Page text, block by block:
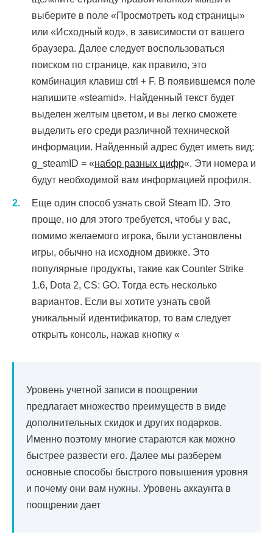
выберите в поле «Просмотреть код страницы»
или «Исходный код», в зависимости от вашего
браузера. Далее следует воспользоваться
поиском по странице, как правило, это
комбинация клавиш ctrl + F. В появившемся поле
напишите «steamid». Найденный текст будет
выделен желтым цветом, и вы легко сможете
выделить его среди различной технической
информации. Найденный адрес будет иметь вид:
g_steamID = «набор разных цифр«. Эти номера и
будут необходимой вам информацией профиля.
Еще один способ узнать свой Steam ID. Это
проще, но для этого требуется, чтобы у вас,
помимо желаемого игрока, были установлены
игры, обычно на исходном движке. Это
популярные продукты, такие как Counter Strike
1.6, Dota 2, CS: GO. Тогда есть несколько
вариантов. Если вы хотите узнать свой
уникальный идентификатор, то вам следует
открыть консоль, нажав кнопку «
Уровень учетной записи в поощрении
предлагает множество преимуществ в виде
дополнительных скидок и других подарков.
Именно поэтому многие стараются как можно
быстрее развести его. Далее мы разберем
основные способы быстрого повышения уровня
и почему они вам нужны. Уровень аккаунта в
поощрении дает